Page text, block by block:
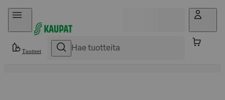
Hyppää sisältöön
Tuotteet